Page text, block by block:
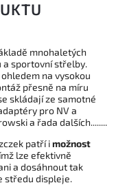
mnohaletých
a sportovní střelby.
na vysokou
přesně na míru
skládají ze samotné
pro NV a
a řada dalších........
patří imožnost
lze efektivně
a dosáhnout tak
středu displeje.